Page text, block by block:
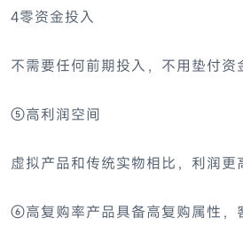
4零资金投入
不需要任何前期投入，不用垫付资
⑤高利润空间
虚拟产品和传统实物相比，利润更
⑥高复购率产品具备高复购属性，